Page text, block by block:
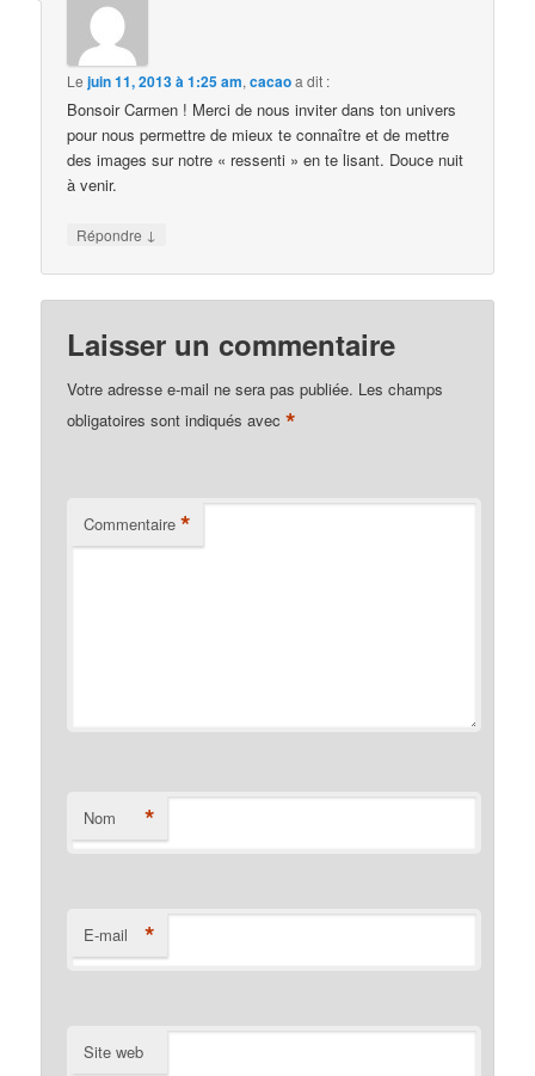
Lejuin 11, 2013 à 1:25 am,cacaoa dit :
Bonsoir Carmen ! Merci de nous inviter dans ton univers
pour nous permettre de mieux te connaître et de mettre
des images sur notre « ressenti » en te lisant. Douce nuit
à venir.
Répondre ↓
Laisser un commentaire
Votre adresse e-mail ne sera pas publiée. Les champs
obligatoires sont indiqués avec*
Commentaire *
Nom *
E-mail *
Site web